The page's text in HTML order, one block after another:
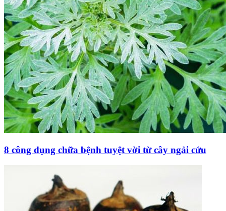
8 công dụng chữa bệnh tuyệt vời từ cây ngải cứu